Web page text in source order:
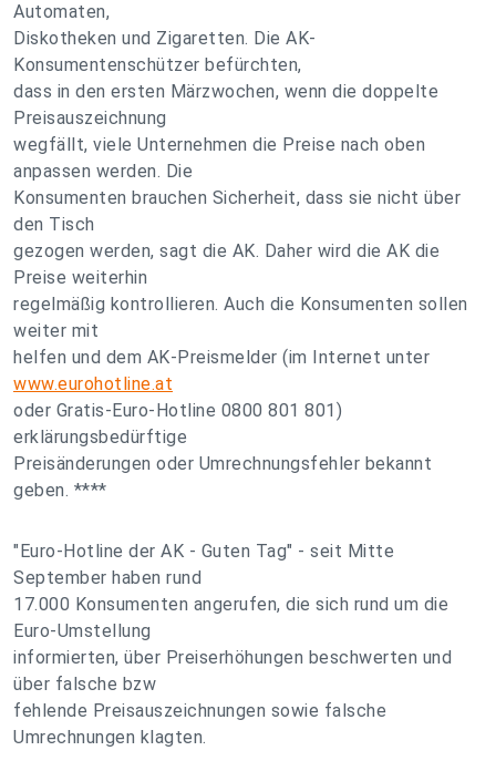
Automaten,
Diskotheken und Zigaretten. Die AK-
Konsumentenschützer befürchten,
dass in den ersten Märzwochen, wenn die doppelte
Preisauszeichnung
wegfällt, viele Unternehmen die Preise nach oben
anpassen werden. Die
Konsumenten brauchen Sicherheit, dass sie nicht über
den Tisch
gezogen werden, sagt die AK. Daher wird die AK die
Preise weiterhin
regelmäßig kontrollieren. Auch die Konsumenten sollen
weiter mit
helfen und dem AK-Preismelder (im Internet unter
www.eurohotline.at
oder Gratis-Euro-Hotline 0800 801 801)
erklärungsbedürftige
Preisänderungen oder Umrechnungsfehler bekannt
geben. ****
"Euro-Hotline der AK - Guten Tag" - seit Mitte
September haben rund
17.000 Konsumenten angerufen, die sich rund um die
Euro-Umstellung
informierten, über Preiserhöhungen beschwerten und
über falsche bzw
fehlende Preisauszeichnungen sowie falsche
Umrechnungen klagten.